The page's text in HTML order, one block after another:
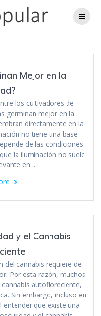
Mejor en la
los cultivadores de
germinan mejor en la
directamente en la
no tiene una base
de las condiciones
la iluminación no suele
en…
y el Cannabis
del cannabis requiere de
Por esta razón, muchos
autofloreciente,
Sin embargo, incluso en
entender que existe una